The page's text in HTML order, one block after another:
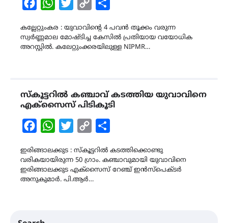
FacebookWhatsAppTwitterCopy
കല്ലേറ്റുംകര : യുവാവിന്റെ 4 പവൻ തൂക്കം വരുന്ന
സ്വർണ്ണമാല മോഷ്ടിച്ച കേസിൽ പ്രതിയായ വയോധിക
അറസ്റ്റിൽ. കലേറ്റുംക്കരയിലുള്ള NIPMR…
സ്കൂട്ടറിൽ കഞ്ചാവ് കടത്തിയ യുവാവിനെ
എക്സൈസ് പിടികൂടി
FacebookWhatsAppTwitterCopy
ഇരിങ്ങാലക്കുട : സ്കൂട്ടറിൽ കടത്തിക്കൊണ്ടു
വരികയായിരുന്ന 50 ഗ്രാം. കഞ്ചാവുമായി യുവാവിനെ
ഇരിങ്ങാലക്കുട എക്സൈസ് റേഞ്ച് ഇൻസ്പെക്ടർ
അനുകുമാർ. പി.ആർ…